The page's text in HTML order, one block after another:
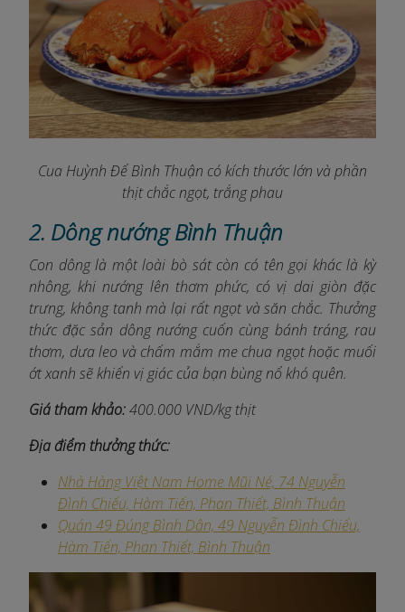
Cua Huỳnh Đế Bình Thuận có kích thước lớn và phần
thịt chắc ngọt, trắng phau
2. Dông nướng Bình Thuận
Con dông là một loài bò sát còn có tên gọi khác là kỳ
nhông, khi nướng lên thơm phức, có vị dai giòn đặc
trưng, không tanh mà lại rất ngọt và săn chắc. Thưởng
thức đặc sản dông nướng cuốn cùng bánh tráng, rau
thơm, dưa leo và chấm mắm me chua ngọt hoặc muối
ớt xanh sẽ khiến vị giác của bạn bùng nổ khó quên.
Giá tham khảo:400.000 VND/kg thịt
Địa điểm thưởng thức:
Nhà Hàng Việt Nam Home Mũi Né, 74 Nguyễn
Đình Chiểu, Hàm Tiến, Phan Thiết, Bình Thuận
Quán 49 Đúng Bình Dân, 49 Nguyễn Đình Chiểu,
Hàm Tiến, Phan Thiết, Bình Thuận